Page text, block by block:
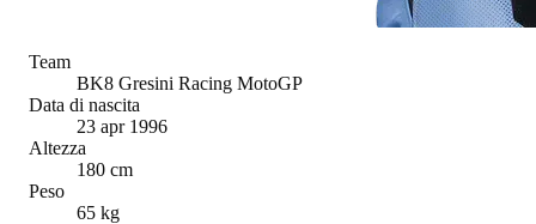
Team
BK8 Gresini Racing MotoGP
Data di nascita
23 apr 1996
Altezza
180 cm
Peso
65 kg